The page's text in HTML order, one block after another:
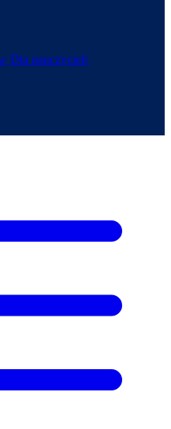
Dla nauczycieli